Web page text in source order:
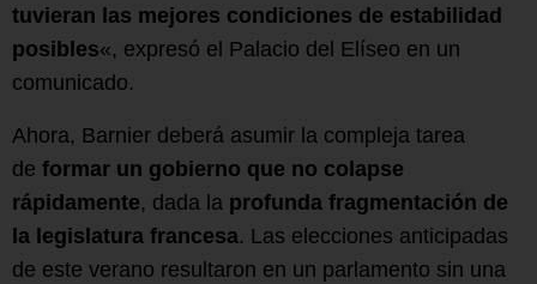
tuvieran las mejores condiciones de estabilidad
posibles«, expresó el Palacio del Elíseo en un
comunicado.
Ahora, Barnier deberá asumir la compleja tarea
de formar un gobierno que no colapse
rápidamente, dada la profunda fragmentación de
la legislatura francesa. Las elecciones anticipadas
de este verano resultaron en un parlamento sin una